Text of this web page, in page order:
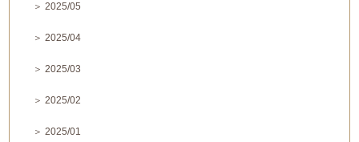
＞ 2025/05
＞ 2025/04
＞ 2025/03
＞ 2025/02
＞ 2025/01